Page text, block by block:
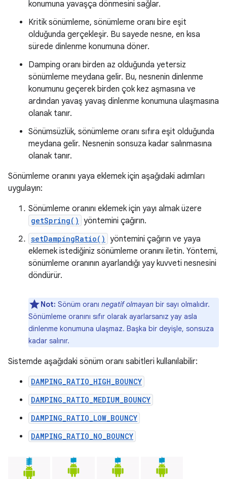
konumuna yavaşça dönmesini sağlar.
Kritik sönümleme, sönümleme oranı bire eşit
olduğunda gerçekleşir. Bu sayede nesne, en kısa
sürede dinlenme konumuna döner.
Damping oranı birden az olduğunda yetersiz
sönümleme meydana gelir. Bu, nesnenin dinlenme
konumunu geçerek birden çok kez aşmasına ve
ardından yavaş yavaş dinlenme konumuna ulaşmasına
olanak tanır.
Sönümsüzlük, sönümleme oranı sıfıra eşit olduğunda
meydana gelir. Nesnenin sonsuza kadar salınmasına
olanak tanır.
Sönümleme oranını yaya eklemek için aşağıdaki adımları
uygulayın:
Sönümleme oranını eklemek için yayı almak üzere
getSpring() yöntemini çağırın.
setDampingRatio() yöntemini çağırın ve yaya
eklemek istediğiniz sönümleme oranını iletin. Yöntemi,
sönümleme oranının ayarlandığı yay kuvveti nesnesini
döndürür.
Not: Sönüm oranı negatif olmayan bir sayı olmalıdır.
Sönümleme oranını sıfır olarak ayarlarsanız yay asla
dinlenme konumuna ulaşmaz. Başka bir deyişle, sonsuza
kadar salınır.
Sistemde aşağıdaki sönüm oranı sabitleri kullanılabilir:
DAMPING_RATIO_HIGH_BOUNCY
DAMPING_RATIO_MEDIUM_BOUNCY
DAMPING_RATIO_LOW_BOUNCY
DAMPING_RATIO_NO_BOUNCY